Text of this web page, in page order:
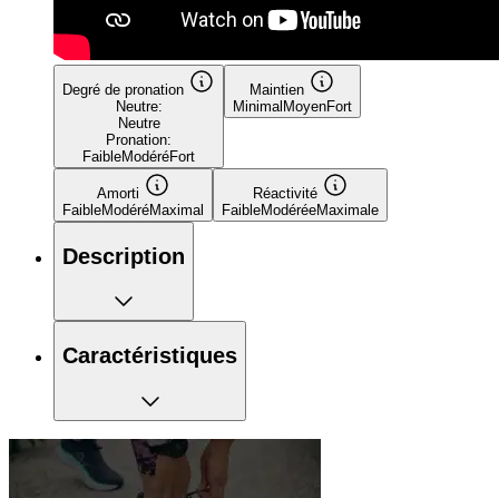
Degré de pronation
Neutre:
Neutre
Pronation:
FaibleModéréFort
Maintien
Minimal MoyenFort
Amorti
FaibleModéréMaximal
Réactivité
FaibleModéréeMaximale
Description
Caractéristiques